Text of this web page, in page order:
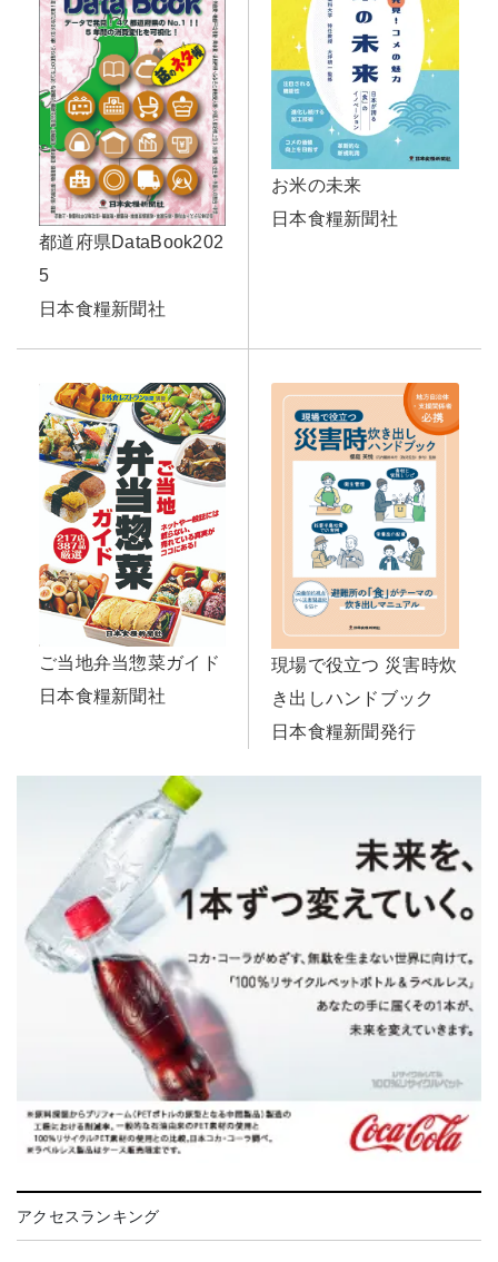
都道府県DataBook202
5
日本食糧新聞社
お米の未来
日本食糧新聞社
ご当地弁当惣菜ガイド
日本食糧新聞社
現場で役立つ 災害時炊
き出しハンドブック
日本食糧新聞発行
アクセスランキング